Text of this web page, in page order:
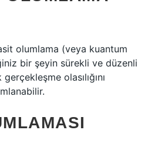
olumlama (veya kuantum
bir şeyin sürekli ve düzenli
olasılığını